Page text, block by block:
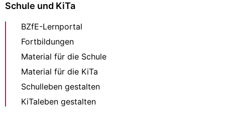
Schule und KiTa
BZfE-Lernportal
Fortbildungen
Material für die Schule
Material für die KiTa
Schulleben gestalten
KiTaleben gestalten